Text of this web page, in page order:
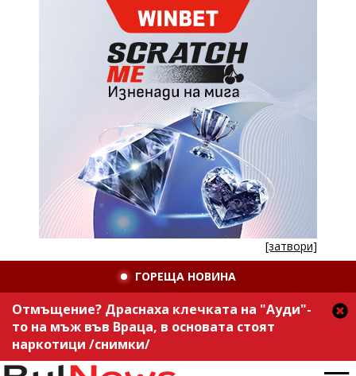
[затвори]
ГОРЕЩА НОВИНА
Отмъщение? Драснаха клечката на "Ауди"-
то на мъж във Враца, в основата стоят
наркотици /снимки/